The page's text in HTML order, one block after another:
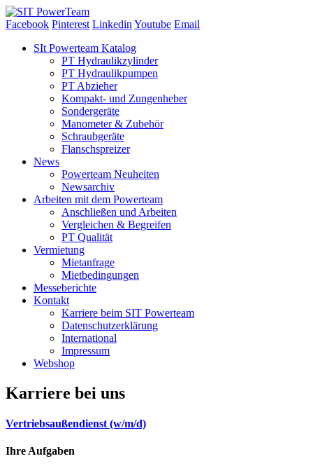
Facebook Pinterest Linkedin Youtube Email
Skip
SIt Powerteam Katalog
PT Hydraulikzylinder
PT Hydraulikpumpen
PT Abzieher
Kompakt- und Zungenheber
Sondergeräte
Manometer & Zubehör
Schraubgeräte
Flanschspreizer
News
Powerteam Neuheiten
Newsarchiv
Arbeiten mit dem Powerteam
Anschließen und Arbeiten
Vergleichen & Begreifen
PT Qualität
Vermietung
Mietanfrage
Mietbedingungen
Messeberichte
Kontakt
Karriere beim SIT Powerteam
Datenschutzerklärung
International
Impressum
Webshop
Karriere bei uns
Vertriebsaußendienst (w/m/d)
Ihre Aufgaben